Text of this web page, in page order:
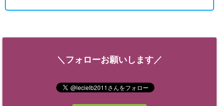
＼フォローお願いします／